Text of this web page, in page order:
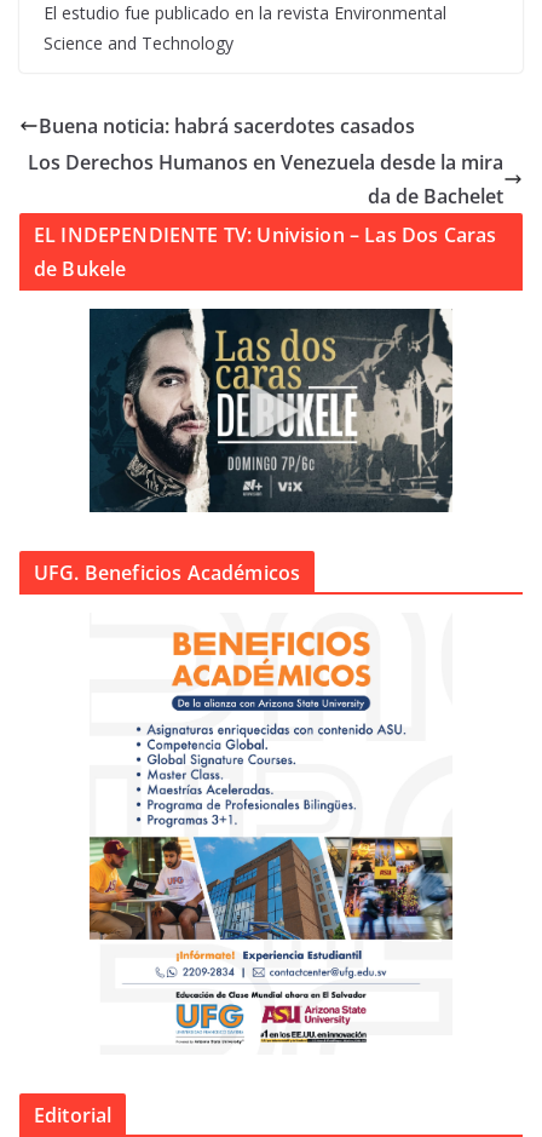
El estudio fue publicado en la revista Environmental
Science and Technology
Buena noticia: habrá sacerdotes casados
Los Derechos Humanos en Venezuela desde la mira
da de Bachelet
EL INDEPENDIENTE TV: Univision – Las Dos Caras
de Bukele
UFG. Beneficios Académicos
Editorial